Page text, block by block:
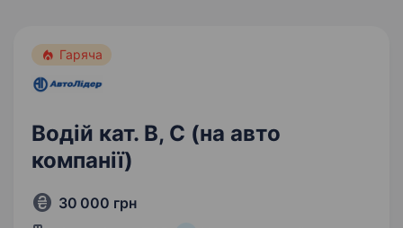
Гаряча
Водій кат. В, С (на авто
компанії)
30 000 грн